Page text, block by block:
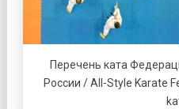
Перечень ката
России / All-Style Karate